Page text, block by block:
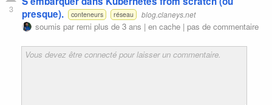
3
presque).
conteneurs réseau blog.claneys.net
soumis par remi plus de 3 ans | en cache | pas de commentaire